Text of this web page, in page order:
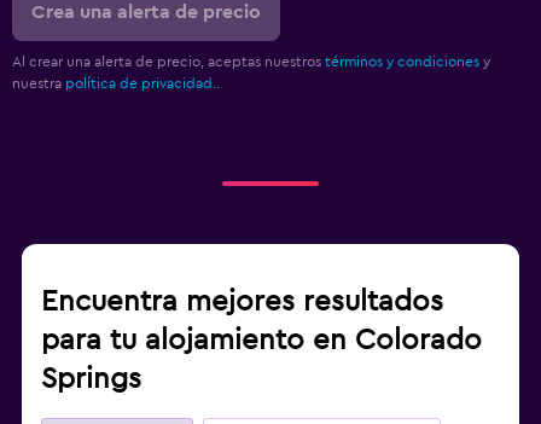
Crea una alerta de precio
Al crear una alerta de precio, aceptas nuestros términos y condiciones y
nuestra política de privacidad.
Encuentra mejores resultados
para tu alojamiento en Colorado
Springs